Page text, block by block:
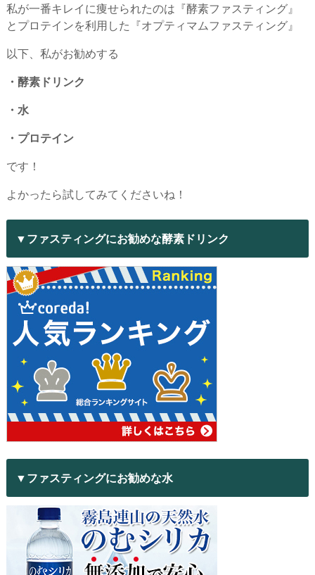
私が一番キレイに痩せられたのは『酵素ファスティング』
とプロテインを利用した『オプティマムファスティング』
以下、私がお勧めする
・酵素ドリンク
・水
・プロテイン
です！
よかったら試してみてくださいね！
▼ファスティングにお勧めな酵素ドリンク
▼ファスティングにお勧めな水